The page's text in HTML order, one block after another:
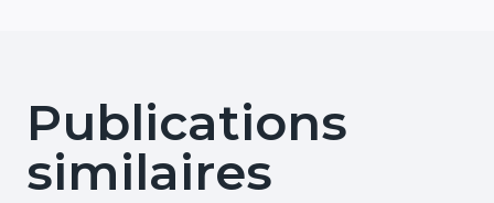
Publications
similaires